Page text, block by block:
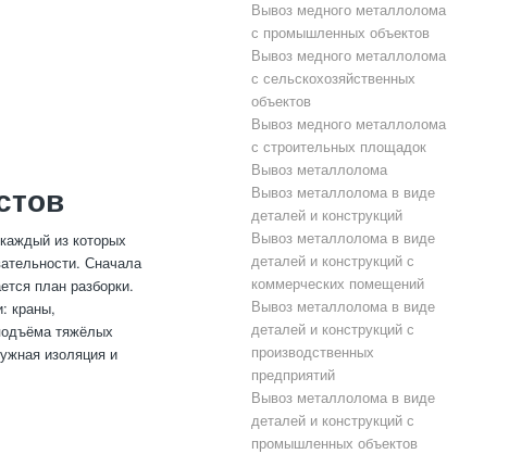
из которых
Сначала
план разборки.
краны,
тяжёлых
изоляция и
Вывоз медного металлолома
с промышленных объектов
Вывоз медного металлолома
с сельскохозяйственных
объектов
Вывоз медного металлолома
с строительных площадок
Вывоз металлолома
Вывоз металлолома в виде
деталей и конструкций
Вывоз металлолома в виде
деталей и конструкций с
коммерческих помещений
Вывоз металлолома в виде
деталей и конструкций с
производственных
предприятий
Вывоз металлолома в виде
деталей и конструкций с
промышленных объектов